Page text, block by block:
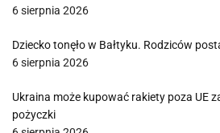
6 sierpnia 2026
Dziecko tonęło w Bałtyku. Rodziców
6 sierpnia 2026
Ukraina może kupować rakiety poza UE
pożyczki